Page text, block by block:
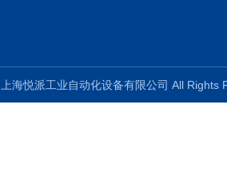
上海悦派工业自动化设备有限公司 All